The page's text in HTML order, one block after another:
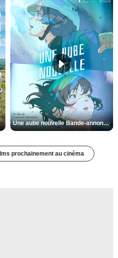
VF Une aube nouvelle Bande-annonce VO STFR
prochainement au cinéma